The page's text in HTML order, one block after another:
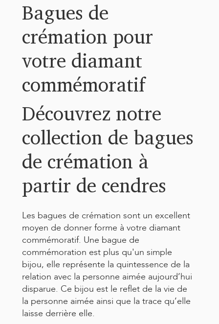
Bagues de
crémation pour
votre diamant
commémoratif
Découvrez notre
collection de bagues
de crémation à
partir de cendres
Les bagues de crémation sont un excellent
moyen de donner forme à votre diamant
commémoratif. Une bague de
commémoration est plus qu'un simple
bijou, elle représente la quintessence de la
relation avec la personne aimée aujourd’hui
disparue. Ce bijou est le reflet de la vie de
la personne aimée ainsi que la trace qu’elle
laisse derrière elle.